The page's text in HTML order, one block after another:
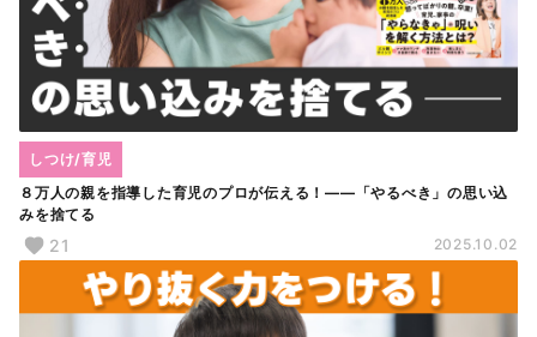
８万人の親を指導した育児のプロが伝える！――「やるべき」の思い込
みを捨てる
しつけ/育児
21 2025.10.02